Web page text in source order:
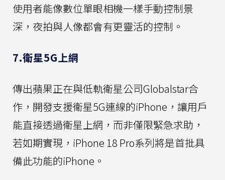
使用者能像數位單眼相機一樣手動控制景
深，夜拍與人像都會有更靈活的控制。
7.衛星5G上網
傳出蘋果正在與低軌衛星公司Globalstar合
作，開發支援衛星5G連線的iPhone，讓用戶
能直接透過衛星上網，而非僅限緊急求助，
若如期實現，iPhone 18 Pro系列將是首批具
備此功能的iPhone。